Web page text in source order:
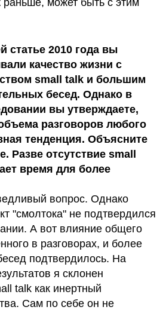
статье 2010 года вы
качество жизни с
small talk и большим
бесед. Однако в
вы утверждаете,
разговоров любого
тенденция. Объясните
Разве отсутствие small
время для более
вопрос. Однако
"смолтока" не подтвердился
А вот влияние общего
в разговорах, и более
подтвердилось. На
я склонен
talk как инертный
Сам по себе он не